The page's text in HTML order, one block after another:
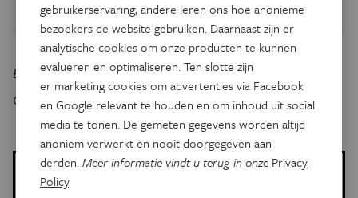
Mail ons voor meer info
Beeld:All the President’s Menging in 1976 in premiere.
Credit: Thomas Hawk.
Maxine De Wulf Helskens
Meer artikels van deze auteur
gebruikerservaring, andere leren ons hoe anonieme
bezoekers de website gebruiken. Daarnaast zijn er
analytische cookies om onze producten te kunnen
evalueren en optimaliseren. Ten slotte zijn
er marketing cookies om advertenties via Facebook
en Google relevant te houden en om inhoud uit social
media te tonen. De gemeten gegevens worden altijd
anoniem verwerkt en nooit doorgegeven aan
derden.Meer informatie vindt u terug in onze Privacy
Policy.